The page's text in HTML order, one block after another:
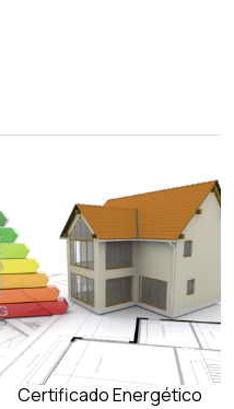
Certificado Energético